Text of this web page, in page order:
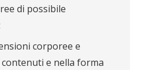
di possibile
corporee e
e nella forma